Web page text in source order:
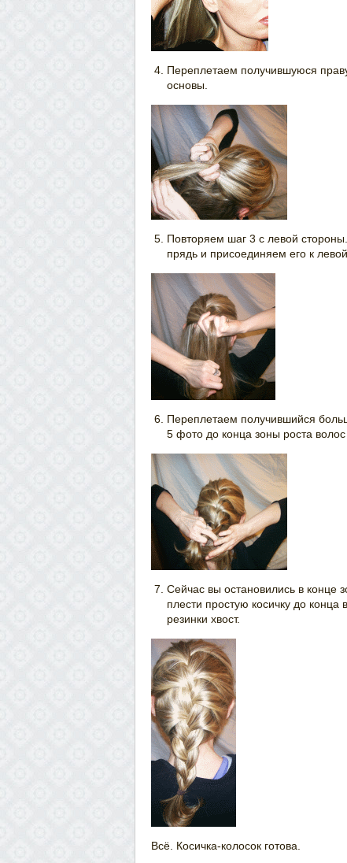
Переплетаем получившуюся
основы.
Повторяем шаг 3 с левой
прядь и присоединяем его к
Переплетаем получившийся
5 фото до конца зоны роста волос
Сейчас вы остановились в конце
плести простую косичку до
резинки хвост.
Всё. Косичка-колосок готова.